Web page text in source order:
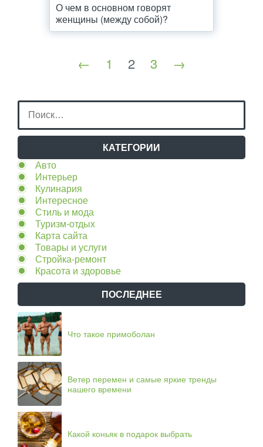
О чем в основном говорят
женщины (между собой)?
← 1 2 3 →
КАТЕГОРИИ
Авто
Интерьер
Кулинария
Интересное
Стиль и мода
Туризм-отдых
Карта сайта
Товары и услуги
Стройка-ремонт
Красота и здоровье
ПОСЛЕДНЕЕ
Что такое примоболан
Ветер перемен и самые яркие тренды
нашего времени
Какой коньяк в подарок выбрать